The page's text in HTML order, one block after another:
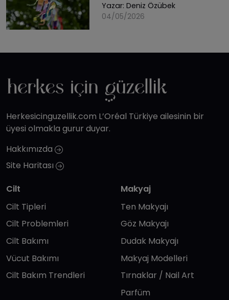
Yazar: Deniz Özübek
04/05/2026
Herkesicinguzellik.com L’Oréal Türkiye ailesinin bir
üyesi olmakla gurur duyar.
Hakkımızda
Site Haritası
Cilt
Cilt Tipleri
Cilt Problemleri
Cilt Bakımı
Vücut Bakımı
Cilt Bakım Trendleri
Makyaj
Ten Makyajı
Göz Makyajı
Dudak Makyajı
Makyaj Modelleri
Tırnaklar / Nail Art
Parfüm